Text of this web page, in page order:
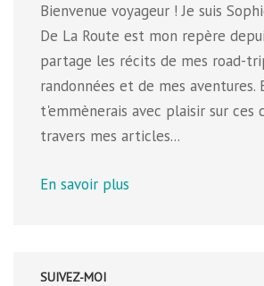
Bienvenue voyageur ! Je suis
De La Route est mon repère
partage les récits de mes road-
randonnées et de mes aventures.
t'emmènerais avec plaisir sur ces
travers mes articles...
En savoir plus
SUIVEZ-MOI